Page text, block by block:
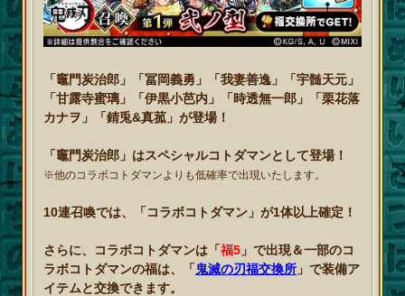
「竈門炭治郎」「冨岡義勇」「我妻善逸」「宇髄天元」
「甘露寺蜜璃」「伊黒小芭内」「時透無一郎」「栗花落
カナヲ」「錆兎&真菰」が登場！
「竈門炭治郎」はスペシャルコトダマンとして登場！
※他のコラボコトダマンよりも低確率で出現いたします。
10連召喚では、「コラボコトダマン」が1体以上確定！
さらに、コラボコトダマンは「福5 」で出現＆一部のコ
ラボコトダマンの福は、「鬼滅の刃福交換所 」で装備ア
イテムと交換できます。